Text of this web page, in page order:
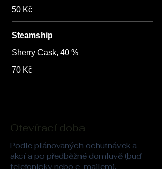
50 Kč
Steamship
Sherry Cask, 40 %
70 Kč
Otevírací doba
Podle plánovaných ochutnávek a
akcí a po předběžné domluvě (buď
telefonicky nebo e-mailem),